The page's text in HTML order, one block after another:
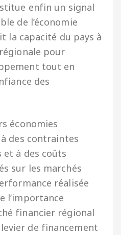
enfin un signal
de l’économie
la capacité du pays à
pour
tout en
des
économies
des contraintes
et à des coûts
sur les marchés
réalisée
l’importance
financier régional
levier de financement